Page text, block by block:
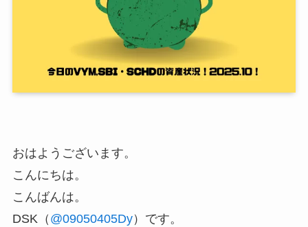
おはようございます。
こんにちは。
こんばんは。
DSK（ @09050405Dy）です。